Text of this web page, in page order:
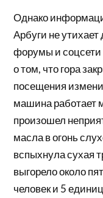
Однако
Арбуги не
форумы и
о том, что гора
посещения
машина работает
произошел
масла в огонь
вспыхнула сухая
выгорело около
человек и 5